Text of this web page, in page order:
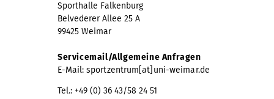
Sporthalle Falkenburg
Belvederer Allee 25 A
99425 Weimar
Servicemail/Allgemeine Anfragen
E-Mail: sportzentrum[at]uni-weimar.de
Tel.: +49 (0) 36 43/58 24 51